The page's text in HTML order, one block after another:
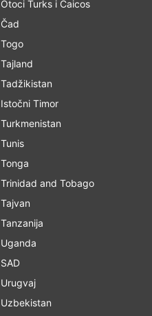
Otoci Turks i Caicos
Čad
Togo
Tajland
Tadžikistan
Istočni Timor
Turkmenistan
Tunis
Tonga
Trinidad and Tobago
Tajvan
Tanzanija
Uganda
SAD
Urugvaj
Uzbekistan